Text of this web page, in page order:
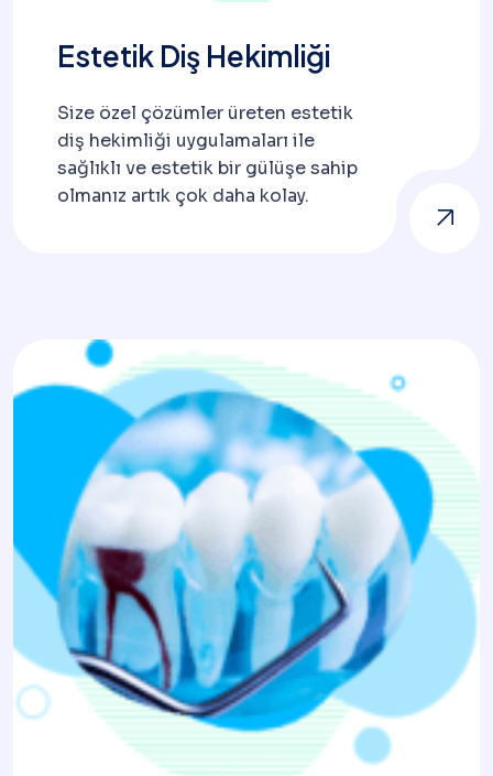
Estetik Diş Hekimliği
Size özel çözümler üreten estetik
diş hekimliği uygulamaları ile
sağlıklı ve estetik bir gülüşe sahip
olmanız artık çok daha kolay.